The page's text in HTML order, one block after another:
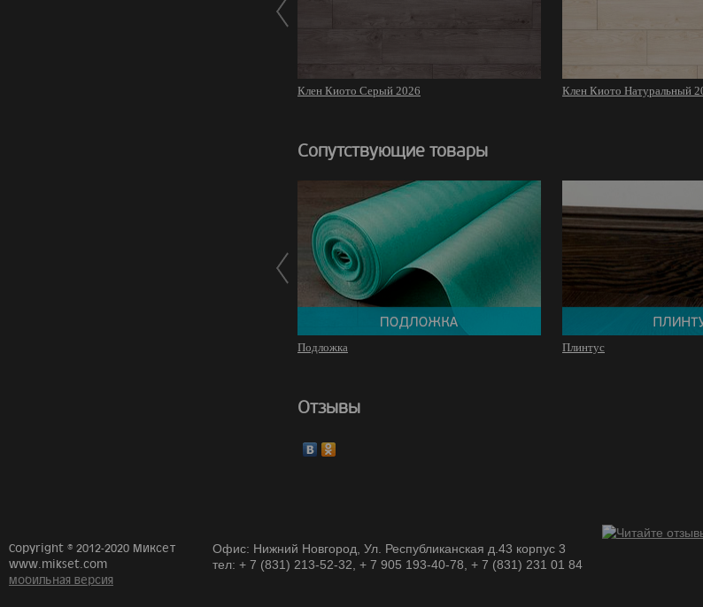
Клен Киото Серый 2026 Клен Киото Натуральный
Сопутствующие товары
Подложка Плинтус
Отзывы
Copyright © 2012-2020 Миксет
www.mikset.com
мобильная версия
Офис: Нижний Новгород, Ул. Республиканская д.43 корпус 3
тел: + 7 (831) 213-52-32, + 7 905 193-40-78, + 7 (831) 231 01 84